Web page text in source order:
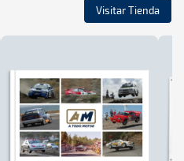
Visitar Tienda